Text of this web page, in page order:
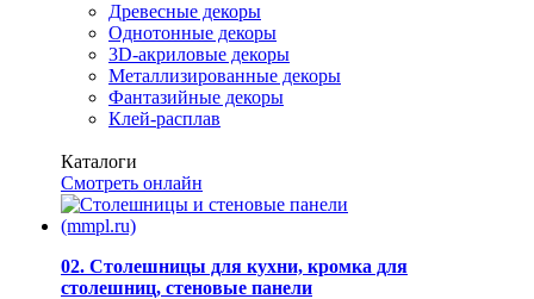
Древесные декоры
Однотонные декоры
3D-акриловые декоры
Металлизированные декоры
Фантазийные декоры
Клей-расплав
Каталоги
Смотреть онлайн
02. Столешницы для кухни, кромка для
столешниц, стеновые панели